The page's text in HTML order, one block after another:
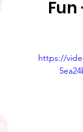
المرح في شاطئ الرمل - Fun
https://